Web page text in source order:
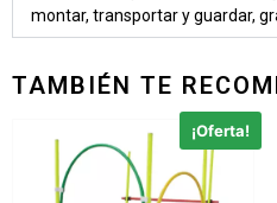
montar, transportar y guardar,
TAMBIÉN TE
¡Oferta!